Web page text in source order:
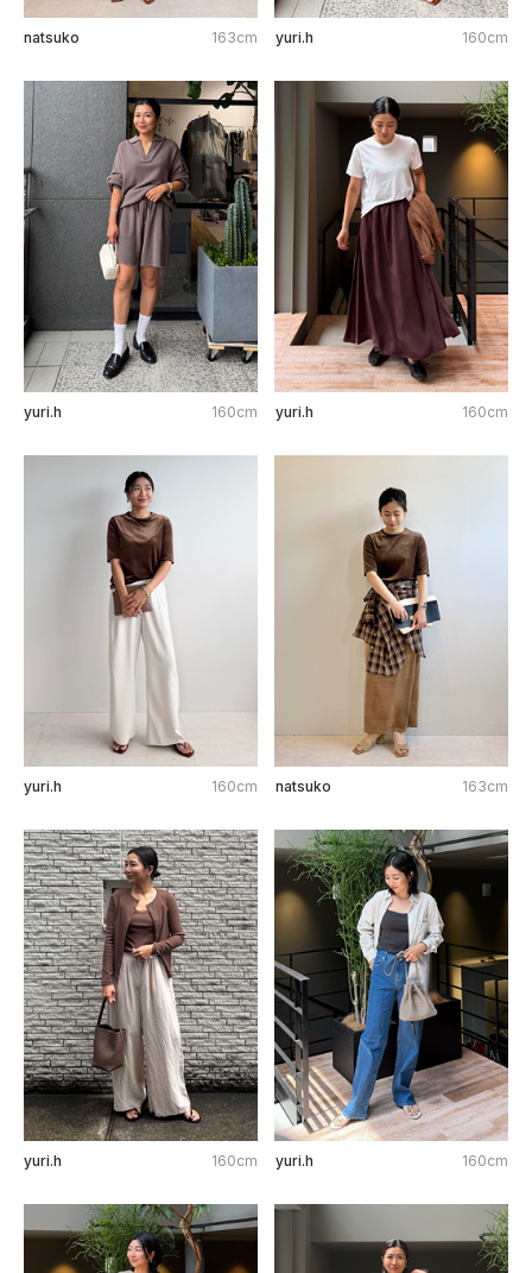
natsuko 163cm yuri.h 160cm
yuri.h 160cm yuri.h 160cm
yuri.h 160cm natsuko 163cm
yuri.h 160cm yuri.h 160cm